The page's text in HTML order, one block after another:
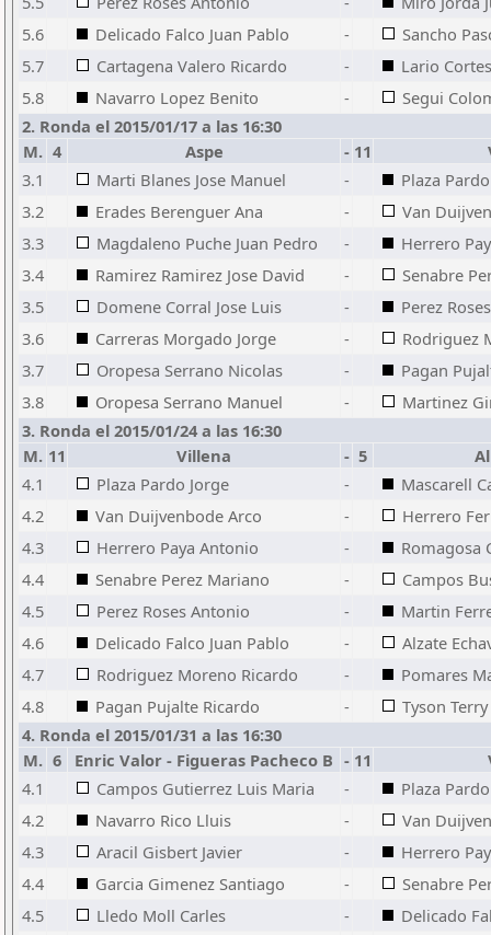
5.6
Delicado Falco Juan Pablo -
Sancho
5.7
Cartagena Valero Ricardo -
Lario
5.8
Navarro Lopez Benito -
Segui
2. Ronda el 2015/01/17 a las 16:30
M. 4 Aspe - 11
3.1
Marti Blanes Jose Manuel -
Plaza
3.2
Erades Berenguer Ana -
Van
3.3
Magdaleno Puche Juan Pedro -
Herrero
3.4
Ramirez Ramirez Jose David -
Senabre
3.5
Domene Corral Jose Luis -
Perez
3.6
Carreras Morgado Jorge -
Rodriguez
3.7
Oropesa Serrano Nicolas -
Pagan
3.8
Oropesa Serrano Manuel -
Martinez
3. Ronda el 2015/01/24 a las 16:30
M. 11 Villena - 5
4.1
Plaza Pardo Jorge -
Mascarell
4.2
Van Duijvenbode Arco -
Herrero
4.3
Herrero Paya Antonio -
Romagosa
4.4
Senabre Perez Mariano -
Campos
4.5
Perez Roses Antonio -
Martin
4.6
Delicado Falco Juan Pablo -
Alzate
4.7
Rodriguez Moreno Ricardo -
Pomares
4.8
Pagan Pujalte Ricardo -
Tyson Terry
4. Ronda el 2015/01/31 a las 16:30
M. 6 Enric Valor - Figueras Pacheco B - 11
4.1
Campos Gutierrez Luis Maria -
Plaza
4.2
Navarro Rico Lluis -
Van
4.3
Aracil Gisbert Javier -
Herrero
4.4
Garcia Gimenez Santiago -
Senabre
4.5
Lledo Moll Carles -
Delicado